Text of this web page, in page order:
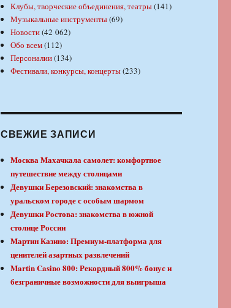
Клубы, творческие объединения, театры(141)
Музыкальные инструменты(69)
Новости(42 062)
Обо всем(112)
Персоналии(134)
Фестивали, конкурсы, концерты(233)
СВЕЖИЕ ЗАПИСИ
Москва Махачкала самолет: комфортное
путешествие между столицами
Девушки Березовский: знакомства в
уральском городе с особым шармом
Девушки Ростова: знакомства в южной
столице России
Мартин Казино: Премиум-платформа для
ценителей азартных развлечений
Martin Casino 800: Рекордный 800% бонус и
безграничные возможности для выигрыша